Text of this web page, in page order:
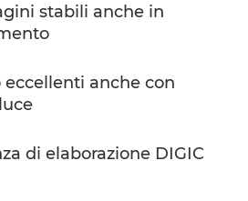
stabili anche in
eccellenti anche con
di elaborazione DIGIC